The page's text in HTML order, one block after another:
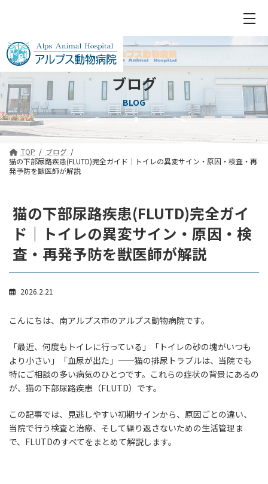
ブログ
BLOG
TOP
ブログ
猫の下部尿路疾患(FLUTD)完全ガイド｜トイレの異変サイン・原因・検査・再
発予防を獣医師が解説
猫の下部尿路疾患(FLUTD)完全ガイ
ド｜トイレの異変サイン・原因・検
査・再発予防を獣医師が解説
2026.2.21
こんにちは、南アルプス市のアルプス動物病院です。
「最近、何度もトイレに行っている」「トイレの砂の塊がいつも
より小さい」「血尿が出た」——猫の排尿トラブルは、当院でも
特にご相談の多い病気のひとつです。これらの症状の背景にあるの
が、猫の下部尿路疾患（FLUTD）です。
この記事では、見逃しやすい初期サインから、原因ごとの違い、
当院で行う検査と治療、そして繰り返さないための生活管理ま
で、FLUTDのすべてをまとめて解説します。